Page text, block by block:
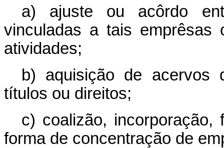
a) ajuste ou acôrdo
vinculadas a tais emprêsas
atividades;
b) aquisição de acervos
títulos ou direitos;
c) coalizão, incorporação,
forma de concentração de